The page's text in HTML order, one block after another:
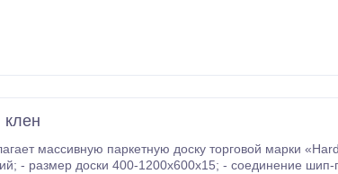
клен
массивную паркетную доску торговой марки